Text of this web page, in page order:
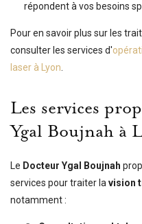
répondent à vos besoins
Pour en savoir plus sur les
consulter les services d'
laser à Lyon
Les services
Ygal Boujnah à
Le Docteur Ygal Boujnah
services pour traiter la vision
notamment :